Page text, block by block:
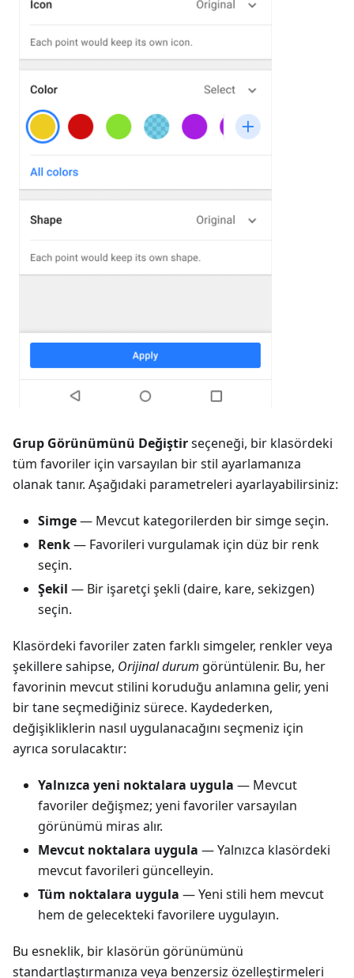
Grup Görünümünü Değiştirseçeneği, bir klasördeki
tüm favoriler için varsayılan bir stil ayarlamanıza
olanak tanır. Aşağıdaki parametreleri ayarlayabilirsiniz:
Simge— Mevcut kategorilerden bir simge seçin.
Renk— Favorileri vurgulamak için düz bir renk
seçin.
Şekil — Bir işaretçi şekli (daire, kare, sekizgen)
seçin.
Klasördeki favoriler zaten farklı simgeler, renkler veya
şekillere sahipse, Orijinal durum görüntülenir. Bu, her
favorinin mevcut stilini koruduğu anlamına gelir, yeni
bir tane seçmediğiniz sürece. Kaydederken,
değişikliklerin nasıl uygulanacağını seçmeniz için
ayrıca sorulacaktır:
Yalnızca yeni noktalara uygula — Mevcut
favoriler değişmez; yeni favoriler varsayılan
görünümü miras alır.
Mevcut noktalara uygula — Yalnızca klasördeki
mevcut favorileri güncelleyin.
Tüm noktalara uygula — Yeni stili hem mevcut
hem de gelecekteki favorilere uygulayın.
Bu esneklik, bir klasörün görünümünü
standartlaştırmanıza veya benzersiz özelleştirmeleri